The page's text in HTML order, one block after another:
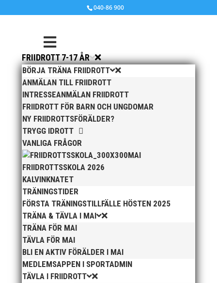
040-86 900
FRIIDROTT 7-17 ÅR
BÖRJA TRÄNA FRIIDROTT
ANMÄLAN TILL FRIIDROTT
INTRESSEANMÄLAN FRIIDROTT
FRIIDROTT FÖR BARN OCH UNGDOMAR
NY FRIIDROTTSFÖRÄLDER?
TRYGG IDROTT
VANLIGA FRÅGOR
MAI
FRIIDROTTSSKOLA 2026
KALVINKNATET
TRÄNINGSTIDER
FÖRSTA TRÄNINGSTILLFÄLLE HÖSTEN 2025
TRÄNA & TÄVLA I MAI
TRÄNA FÖR MAI
TÄVLA FÖR MAI
BLI EN AKTIV FÖRÄLDER I MAI
MEDLEMSAPPEN I SPORTADMIN
TÄVLA I FRIIDROTT